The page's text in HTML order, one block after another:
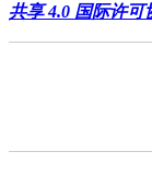
共享 4.0 国际许可